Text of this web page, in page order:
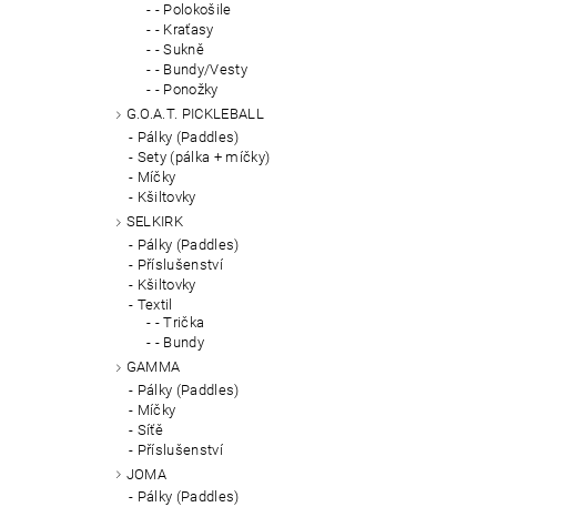
- Polokošile
- Kraťasy
- Sukně
- Bundy/Vesty
- Ponožky
G.O.A.T. PICKLEBALL
Pálky (Paddles)
Sety (pálka + míčky)
Míčky
Kšiltovky
SELKIRK
Pálky (Paddles)
Příslušenství
Kšiltovky
Textil
- Trička
- Bundy
GAMMA
Pálky (Paddles)
Míčky
Síťě
Příslušenství
JOMA
Pálky (Paddles)